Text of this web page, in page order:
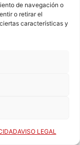
de navegación o
o retirar el
características y
AVISO LEGAL